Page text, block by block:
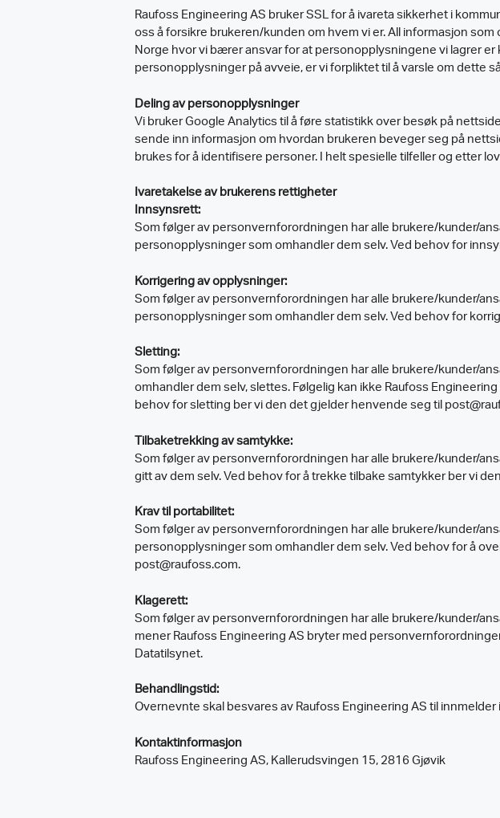
Raufoss Engineering AS bruker SSL for å ivareta sikkerhet i
oss å forsikre brukeren/kunden om hvem vi er. All informasjon
Norge hvor vi bærer ansvar for at personopplysningene vi lagrer
personopplysninger på avveie, er vi forpliktet til å varsle om dette
Deling av personopplysninger
Vi bruker Google Analytics til å føre statistikk over besøk på
sende inn informasjon om hvordan brukeren beveger seg på
brukes for å identifisere personer. I helt spesielle tilfeller og etter
Ivaretakelse av brukerens rettigheter
Innsynsrett:
Som følger av personvernforordningen har alle brukere/kunder/
personopplysninger som omhandler dem selv. Ved behov for
Korrigering av opplysninger:
Som følger av personvernforordningen har alle brukere/kunder/
personopplysninger som omhandler dem selv. Ved behov for
Sletting:
Som følger av personvernforordningen har alle brukere/kunder/
omhandler dem selv, slettes. Følgelig kan ikke Raufoss
behov for sletting ber vi den det gjelder henvende seg til
Tilbaketrekking av samtykke:
Som følger av personvernforordningen har alle brukere/kunder/
gitt av dem selv. Ved behov for å trekke tilbake samtykker ber vi
Krav til portabilitet:
Som følger av personvernforordningen har alle brukere/kunder/
personopplysninger som omhandler dem selv. Ved behov for å
post@raufoss.com.
Klagerett:
Som følger av personvernforordningen har alle brukere/kunder/
mener Raufoss Engineering AS bryter med
Datatilsynet.
Behandlingstid:
Overnevnte skal besvares av Raufoss Engineering AS til
Kontaktinformasjon
Raufoss Engineering AS, Kallerudsvingen 15, 2816 Gjøvik